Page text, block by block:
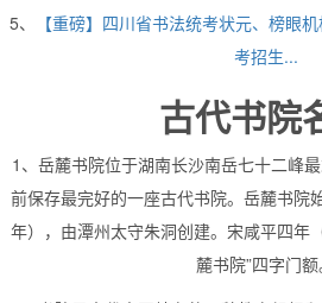
5、
【重磅】四川省书法统考状元、榜眼
考招生...
古代书院
1、岳麓书院位于湖南长沙南岳七十二峰
前保存最完好的一座古代书院。岳麓书院
年），由潭州太守朱洞创建。宋咸平四年
麓书院”四字门额